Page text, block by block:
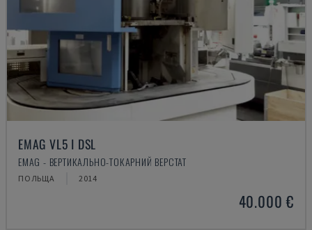
EMAG VL5 I DSL
EMAG - ВЕРТИКАЛЬНО-ТОКАРНИЙ ВЕРСТАТ
ПОЛЬЩА 2014
40.000 €